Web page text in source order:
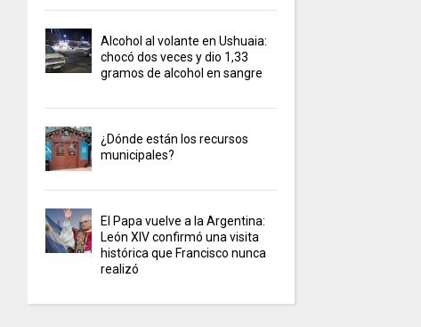
Alcohol al volante en Ushuaia:
chocó dos veces y dio 1,33
gramos de alcohol en sangre
¿Dónde están los recursos
municipales?
El Papa vuelve a la Argentina:
León XIV confirmó una visita
histórica que Francisco nunca
realizó